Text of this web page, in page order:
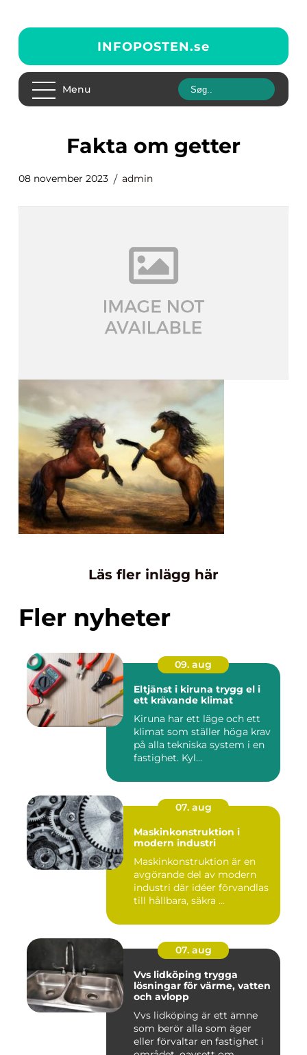
INFOPOSTEN.se
Menu
fakta om getter
08 november 2023 admin
Läs fler inlägg här
Fler nyheter
09. aug
Eltjänst i kiruna trygg el i
ett krävande klimat
Kiruna har ett läge och ett
klimat som ställer höga krav
på alla tekniska system i en
fastighet. Kyl...
07. aug
Maskinkonstruktion i
modern industri
Maskinkonstruktion är en
avgörande del av modern
industri där idéer förvandlas
till hållbara, säkra ...
07. aug
Vvs lidköping trygga
lösningar för värme, vatten
och avlopp
Vvs lidköping är ett ämne
som berör alla som äger
eller förvaltar en fastighet i